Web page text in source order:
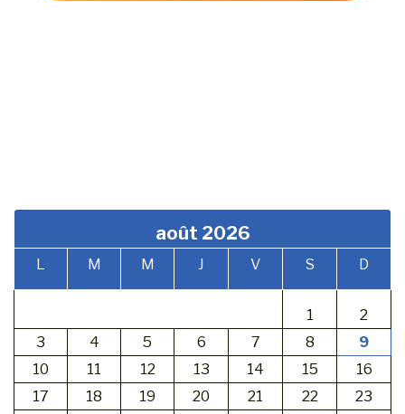
août 2026
L M M J V S D
1
2
3
4 5 6 7 8
9
10
11 12 13 14 15
16
17
18 19 20 21 22
23